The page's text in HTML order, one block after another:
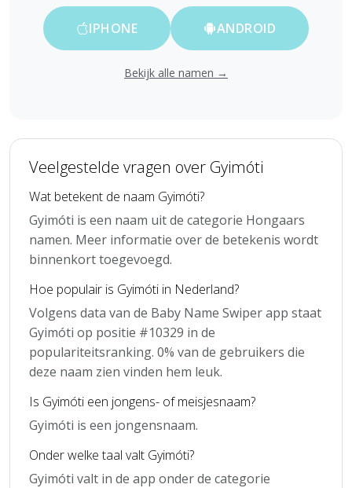
IPHONE ANDROID
Bekijk alle namen →
Veelgestelde vragen over Gyimóti
Wat betekent de naam Gyimóti?
Gyimóti is een naam uit de categorie Hongaars
namen. Meer informatie over de betekenis wordt
binnenkort toegevoegd.
Hoe populair is Gyimóti in Nederland?
Volgens data van de Baby Name Swiper app staat
Gyimóti op positie #10329 in de
populariteitsranking. 0% van de gebruikers die
deze naam zien vinden hem leuk.
Is Gyimóti een jongens- of meisjesnaam?
Gyimóti is een jongensnaam.
Onder welke taal valt Gyimóti?
Gyimóti valt in de app onder de categorie